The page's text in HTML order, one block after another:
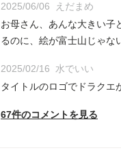
2025/06/06
えだまめ
お母さん、あんな大きい子
るのに、絵が富士山じゃな
2025/02/16 水でいい
タイトルのロゴでドラクエ
67件のコメントを見る